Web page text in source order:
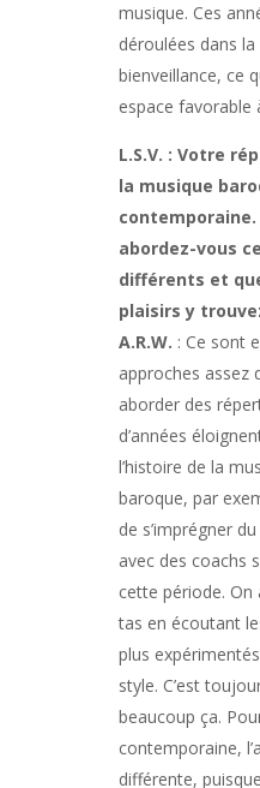
musique. Ces
déroulées dans
bienveillance, ce
espace favorable
L.S.V. : Votre
la musique
abordez-vous
différents et
plaisirs y
A.R.W. : Ce sont
approches assez
aborder des
d’années
l’histoire de la
baroque, par
de s’imprégner
avec des coachs
cette période. On
tas en écoutant
plus
style. C’est
beaucoup ça.
contemporaine,
différente,